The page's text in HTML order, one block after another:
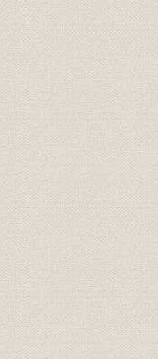
装置
ム化
衣服の草分け「衣服内気候」
い風をうけて
ピマ
展
グウェア」の展開